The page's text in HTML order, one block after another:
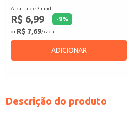
A partir de 3 unid.
R$ 6,99 -9%
ouR$ 7,69/ cada
ADICIONAR
Descrição do produto